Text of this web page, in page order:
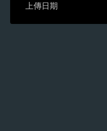
上傳日期